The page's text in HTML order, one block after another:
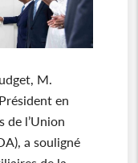
M.
en
de l’Union
a souligné